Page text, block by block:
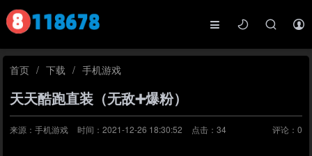
首页 / 下载 / 手机游戏
天天酷跑直装（无敌➕爆粉）
来源：手机游戏 时间：2021-12-26 18:30:52 点击：34 评论： 0